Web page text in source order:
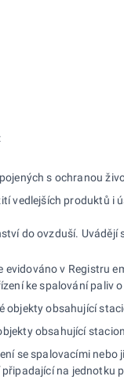
s ochranou
vedlejších produktů
do ovzduší. Uvádějí
v Registru
ke spalování
obsahující
obsahující
se spalovacími
na jednotku